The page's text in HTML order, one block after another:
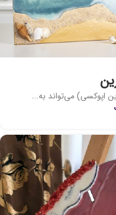
اپوکسی) می‌تواند به...